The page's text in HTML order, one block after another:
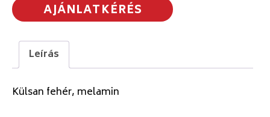
AJÁNLATKÉRÉS
Leírás
Külsan fehér, melamin